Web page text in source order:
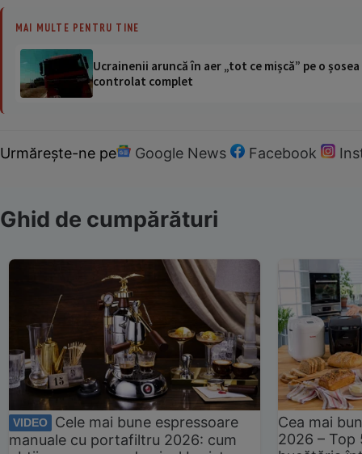
MAI MULTE PENTRU TINE
Ucrainenii aruncă în aer „tot ce mișcă” pe o
controlat complet
Urmărește-ne pe Google News Facebook
Ghid de cumpărături
VIDEO
Cele mai bune espressoare
manuale cu portafiltru 2026: cum
Cea mai
2026 –